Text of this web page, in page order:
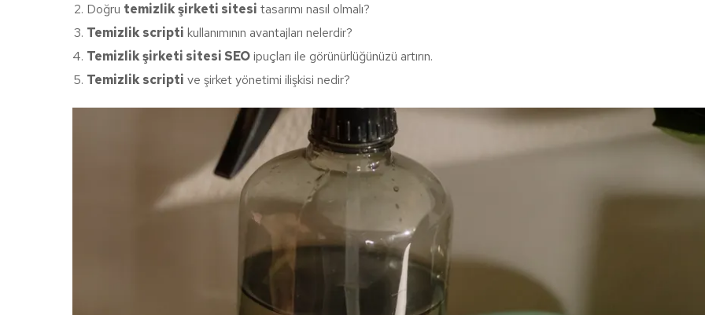
Doğru temizlik şirketi sitesi tasarımı nasıl olmalı?
Temizlik scripti kullanımının avantajları nelerdir?
Temizlik şirketi sitesi SEOipuçları ile görünürlüğünüzü artırın.
Temizlik scripti ve şirket yönetimi ilişkisi nedir?